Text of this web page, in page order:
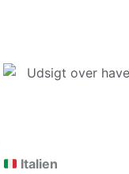
Italien